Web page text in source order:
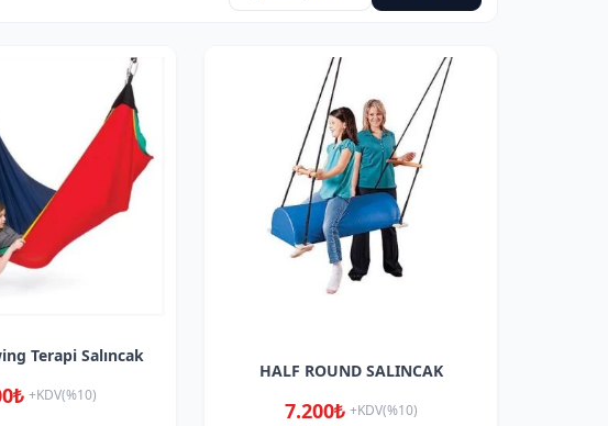
Sadece stoktakiler
Sadece indirimli
Terapi Salıncak
+KDV(%10)
HALF ROUND SALINCAK
7.200₺ +KDV(%10)